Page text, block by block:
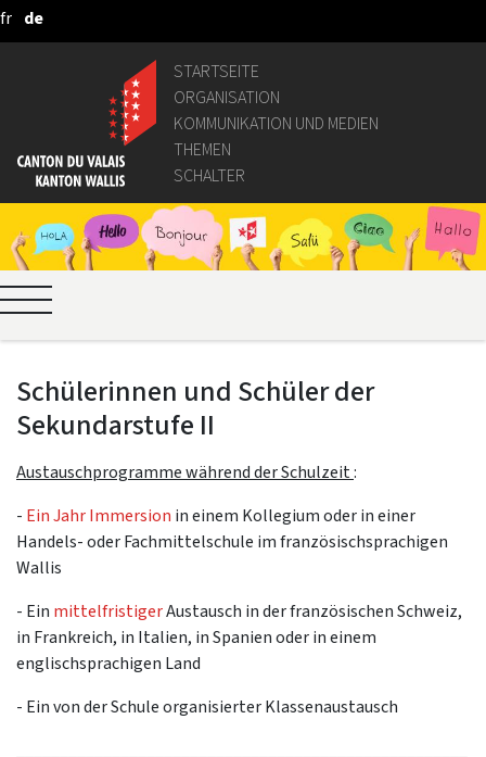
Zum Hauptinhalt springen
fr de
STARTSEITE
ORGANISATION
KOMMUNIKATION UND MEDIEN
THEMEN
SCHALTER
Schülerinnen und Schüler der
Sekundarstufe II
Austauschprogramme während der Schulzeit:
- EinJahr Immersion in einem Kollegium oder in einer
Handels- oder Fachmittelschule im französischsprachigen
Wallis
- Ein mittelfristigerAustausch in der französischen Schweiz,
in Frankreich, in Italien, in Spanien oder in einem
englischsprachigen Land
- Ein von der Schule organisierter Klassenaustausch